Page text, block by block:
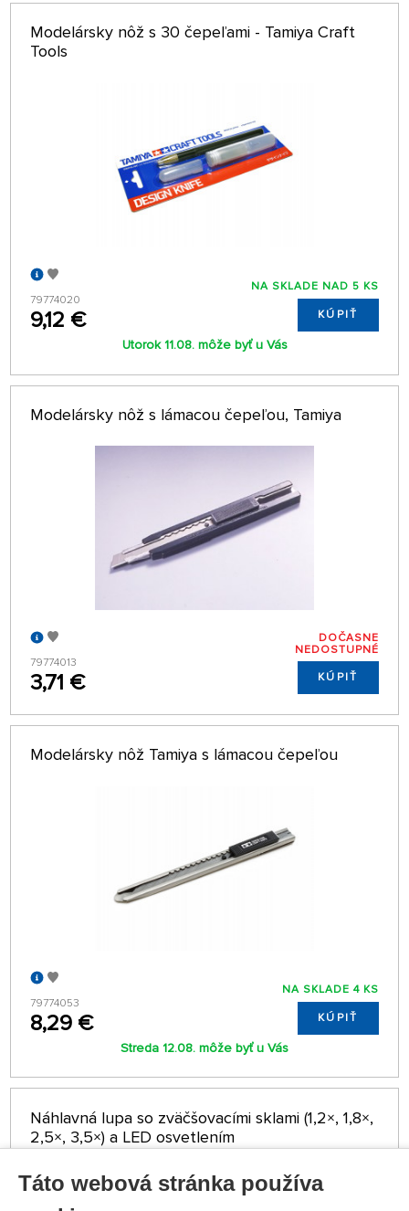
Modelársky nôž s 30 čepeľami - Tamiya Craft
Tools
79774020
9,12 €
NA SKLADE NAD 5 KS
KÚPIŤ
Utorok 11.08. môže byť u Vás
Modelársky nôž s lámacou čepeľou, Tamiya
79774013
3,71 €
DOČASNE
NEDOSTUPNÉ
KÚPIŤ
Modelársky nôž Tamiya s lámacou čepeľou
79774053
8,29 €
NA SKLADE 4 KS
KÚPIŤ
Streda 12.08. môže byť u Vás
Náhlavná lupa so zväčšovacími sklami (1,2×, 1,8×,
2,5×, 3,5×) a LED osvetlením
Táto webová stránka používa